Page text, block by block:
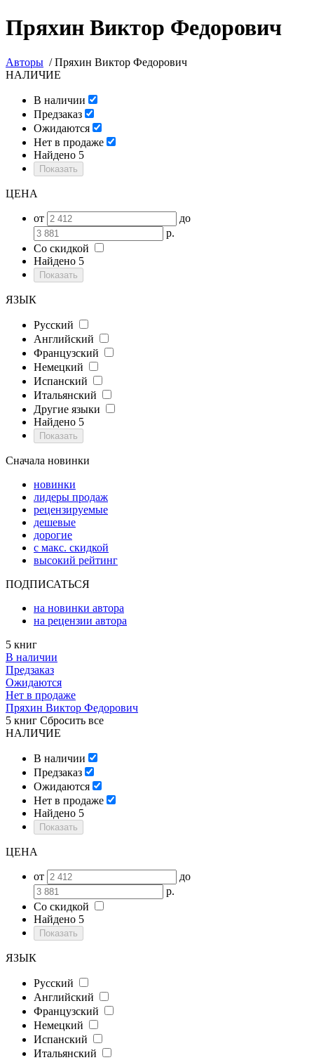
Пряхин Виктор Федорович
Авторы /Пряхин Виктор Федорович
НАЛИЧИЕ
В наличии
Предзаказ
Ожидаются
Нет в продаже
Найдено 5
ЦЕНА
от
до
р.
Со скидкой
Найдено 5
ЯЗЫК
Русский
Английский
Французский
Немецкий
Испанский
Итальянский
Другие языки
Найдено 5
Сначала новинки
новинки
лидеры продаж
рецензируемые
дешевые
дорогие
с макс. скидкой
высокий рейтинг
ПОДПИСАТЬСЯ
на новинки автора
на рецензии автора
5 книг
В наличии
Предзаказ
Ожидаются
Нет в продаже
Пряхин Виктор Федорович
5 книг Сбросить все
НАЛИЧИЕ
В наличии
Предзаказ
Ожидаются
Нет в продаже
Найдено 5
ЦЕНА
от
до
р.
Со скидкой
Найдено 5
ЯЗЫК
Русский
Английский
Французский
Немецкий
Испанский
Итальянский